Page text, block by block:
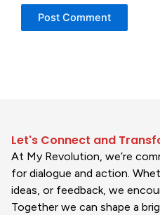
Let's Connect and
At My Revolution, we’re
for dialogue and action.
ideas, or feedback, we
Together we can shape a